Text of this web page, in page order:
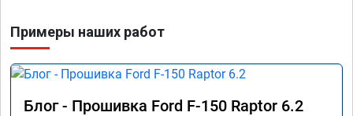
Примеры наших работ
Блог - Прошивка Ford F-150 Raptor 6.2